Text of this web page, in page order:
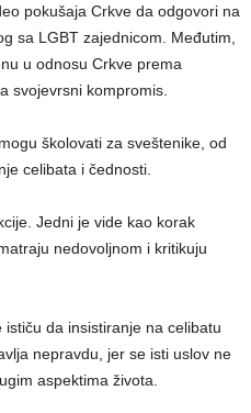
pokušaja Crkve da odgovori na
sa LGBT zajednicom. Međutim,
u odnosu Crkve prema
svojevrsni kompromis.
školovati za sveštenike, od
celibata i čednosti.
Jedni je vide kao korak
nedovoljnom i kritikuju
da insistiranje na celibatu
nepravdu, jer se isti uslov ne
aspektima života.